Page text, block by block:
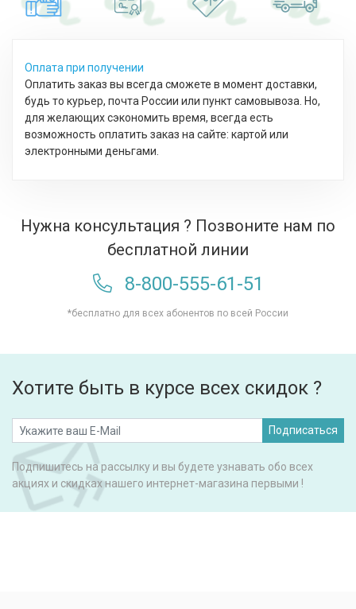
Оплата при получении
Оплатить заказ вы всегда сможете в момент доставки,
будь то курьер, почта России или пункт самовывоза. Но,
для желающих сэкономить время, всегда есть
возможность оплатить заказ на сайте: картой или
электронными деньгами.
Нужна консультация ? Позвоните нам по
бесплатной линии
8-800-555-61-51
*бесплатно для всех абонентов по всей России
Хотите быть в курсе всех скидок ?
Подписаться
Подпишитесь на рассылку и вы будете узнавать обо всех
акциях и скидках нашего интернет-магазина первыми !